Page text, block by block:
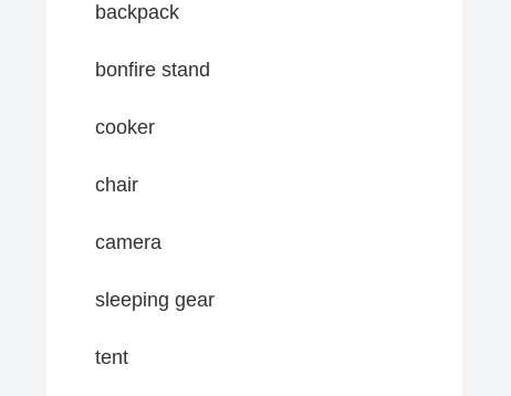
backpack
bonfire stand
cooker
chair
camera
sleeping gear
tent